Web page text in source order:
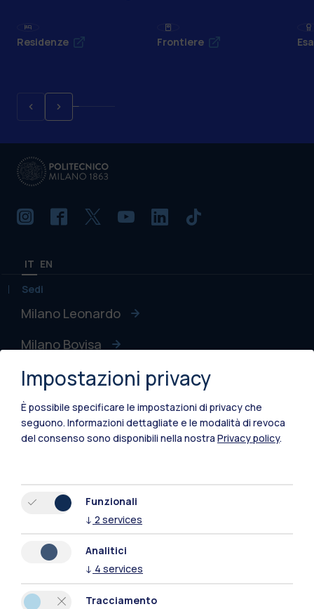
Residenze Frontiere
IT EN
Sedi
Milano Leonardo
Milano Bovisa
Cremona
Lecco
Mantova
Xi'an
Naviga il sito
Impostazioni privacy
È possibile specificare le impostazioni di privacy che
seguono. Informazioni dettagliate e le modalità di revoca
del consenso sono disponibili nella nostra Privacy policy.
Funzionali
↓ 2 services
Analitici
↓ 4 services
Tracciamento